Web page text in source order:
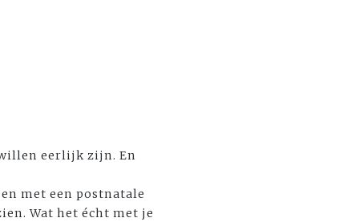
willen eerlijk zijn. En
met een postnatale
Wat het écht met je